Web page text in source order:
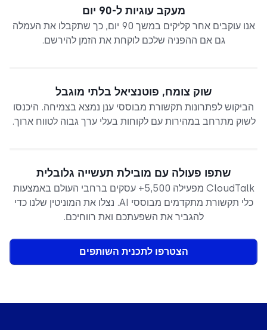
מעקב עוגיות ל-90 יום
אנו עוקבים אחר קליקים במשך 90 יום, כך שתקבלו את העמלה
גם אם ההפניה שלכם לוקחת את הזמן להירשם.
שוק צומח, פוטנציאל בלתי מוגבל
הביקוש לפתרונות תקשורת מבוססי ענן נמצא בצמיחה. היכנסו
לשוק מתרחב במהירות עם לקוחות בעלי ערך גבוה לטווח ארוך.
שתפו פעולה עם מובילת תעשייה גלובלית
CloudTalk מפעילה 5,500+ עסקים ברחבי העולם באמצעות
כלי תקשורת מתקדמים מבוססי AI. נצלו את המוניטין שלנו כדי
להגביר את השפעתכם ואת רווחיכם.
הצטרפו לתכנית השותפים